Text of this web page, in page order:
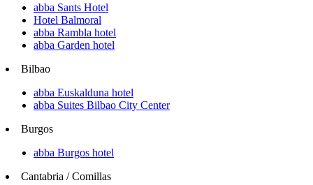
abba Sants Hotel
Hotel Balmoral
abba Rambla hotel
abba Garden hotel
Bilbao
abba Euskalduna hotel
abba Suites Bilbao City Center
Burgos
abba Burgos hotel
Cantabria / Comillas